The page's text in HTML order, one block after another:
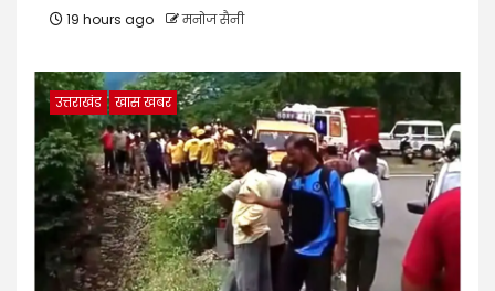
19 hours ago मनोज सैनी
उत्तराखंड खास खबर